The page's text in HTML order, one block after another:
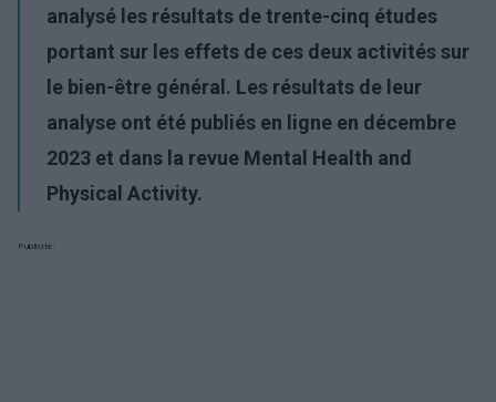
analysé les résultats de trente-cinq études
portant sur les effets de ces deux activités sur
le bien-être général. Les résultats de leur
analyse ont été publiés en ligne en décembre
2023 et dans la revue Mental Health and
Physical Activity.
Publicité: